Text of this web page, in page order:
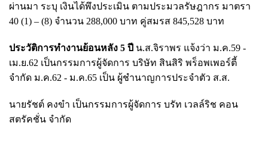
ผ่านมา ระบุ เงินได้พึงประเมิน ตามประมวลรัษฎากร มาตรา
40 (1) – (8) จำนวน 288,000 บาท คู่สมรส 845,528 บาท
ประวัติการทำงานย้อนหลัง 5 ปี น.ส.จิราพร แจ้งว่า ม.ค.59 -
เม.ย.62 เป็นกรรมการผู้จัดการ บริษัท สินสิริ พร็อพเพอร์ตี้
จำกัด ม.ค.62 - ม.ค.65 เป็น ผู้ชำนาญการประจำตัว ส.ส.
นายรัชต์ คงขำ เป็นกรรมการผู้จัดการ บรัท เวลล์ริช คอน
สตรัคชั่น จำกัด